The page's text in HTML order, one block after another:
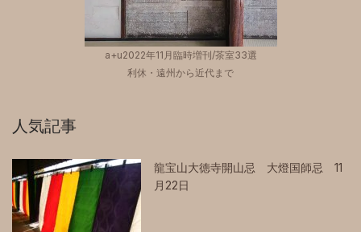
a+u2022年11月臨時増刊/茶室33選
利休・遠州から近代まで
人気記事
龍宝山大徳寺開山忌 大燈国師忌 11
月22日